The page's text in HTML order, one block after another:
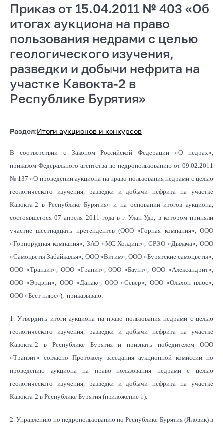
Приказ от 15.04.2011 № 403 «Об
итогах аукциона на право
пользования недрами с целью
геологического изучения,
разведки и добычи нефрита на
участке Кавокта-2 в
Республике Бурятия»
Раздел:Итоги аукционов и конкурсов
В соответствии с Законом Российской Федерации «О недрах»,
приказом Федерального агентства по недропользованию от 09.02.2011
№ 137 «О проведении аукциона на право пользования недрами с целью
геологического изучения, разведки и добычи нефрита на участке
Кавокта-2 в Республике Бурятия» и на основании итогов аукциона,
состоявшегося 07 апреля 2011 года в г. Улан-Удэ, в котором приняли
участие шестнадцать претендентов (ООО «Горная компания», ООО
«Горнорудная компания», ЗАО «МС-Холдинг», СРЭО «Дылача», ООО
«Самоцветы Забайкалья», ООО «Витим», ООО «Бурятские самоцветы»,
ООО «Транзит», ООО «Гранит», ООО «Баунт», ООО «Александрит»,
ООО «Эрдэни», ООО «Данак», ООО «Север», ООО «Ольхон плюс»,
ООО «Бест плюс»), приказываю:
1. Утвердить итоги аукциона на право пользования недрами с целью
геологического изучения, разведки и добычи нефрита на участке
Кавокта-2 в Республике Бурятия и признать победителем ООО
«Транзит» согласно Протоколу заседания аукционной комиссии по
проведению аукциона на право пользования недрами с целью
геологического изучения, разведки и добычи нефрита на участке
Кавокта-2 в Республике Бурятия (приложение 1).
2. Управлению по недропользованию по Республике Бурятия (Яловик) в